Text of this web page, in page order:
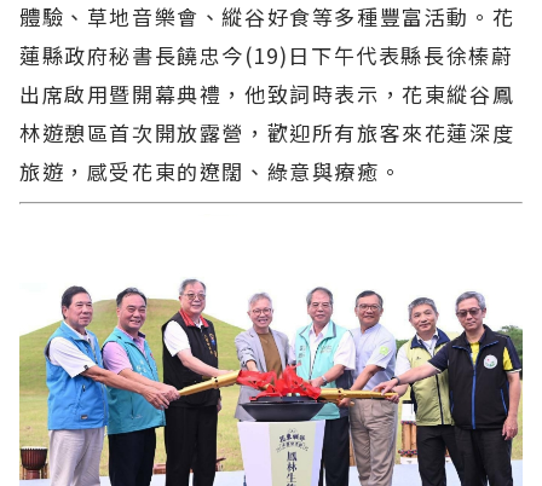
體驗、草地音樂會、縱谷好食等多種豐富活動。花
蓮縣政府秘書長饒忠今(19)日下午代表縣長徐榛蔚
出席啟用暨開幕典禮，他致詞時表示，花東縱谷鳳
林遊憩區首次開放露營，歡迎所有旅客來花蓮深度
旅遊，感受花東的遼闊、綠意與療癒。